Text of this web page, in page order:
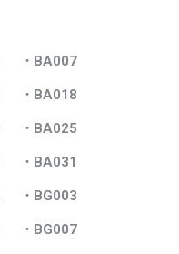
・BA007
・BA018
・BA025
・BA031
・BG003
・BG007